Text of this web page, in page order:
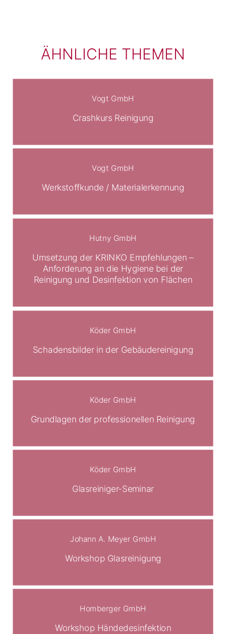
ÄHNLICHE THEMEN
Vogt GmbH
Crashkurs Reinigung
Vogt GmbH
Werkstoffkunde / Materialerkennung
Hutny GmbH
Umsetzung der KRINKO Empfehlungen –
Anforderung an die Hygiene bei der
Reinigung und Desinfektion von Flächen
Köder GmbH
Schadensbilder in der Gebäudereinigung
Köder GmbH
Grundlagen der professionellen Reinigung
Köder GmbH
Glasreiniger-Seminar
Johann A. Meyer GmbH
Workshop Glasreinigung
Homberger GmbH
Workshop Händedesinfektion